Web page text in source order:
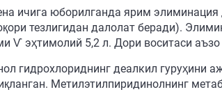
ичига юборилганда ярим элиминация
тезлигидан далолат беради).
Ѵ эҳтимолий 5,2 л. Дори воситаси аъзо
гидрохлориднинг деалкил гуруҳини
Метилэтилпиридинолнинг